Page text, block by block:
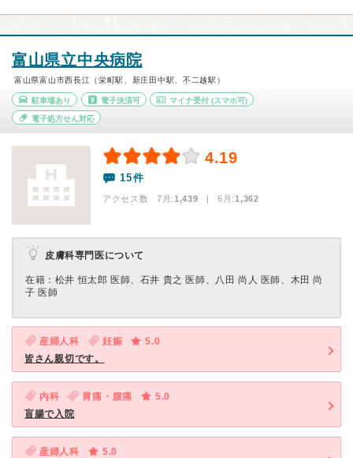
富山県立中央病院
富山県富山市西長江（栄町駅、新庄田中駅、不二越駅）
駐車場あり 電子決済可 マイナ受付 (スマホ可)
電子処方せん対応
4.19
15件
アクセス数 7月:1,439 | 6月:1,362
皮膚科専門医について
在籍：松井 恒太郎 医師、石井 貴之 医師、八田 尚人 医師、木田 尚
子 医師
産婦人科 妊娠
5.0
皆さん親切です。
内科 胃痛・腹痛
5.0
盲腸で入院
産婦人科
5.0